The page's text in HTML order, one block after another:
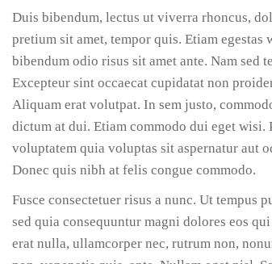
Duis bibendum, lectus ut viverra rhoncus,
pretium sit amet, tempor quis. Etiam
bibendum odio risus sit amet ante. Nam sed
Excepteur sint occaecat cupidatat non
Aliquam erat volutpat. In sem justo,
dictum at dui. Etiam commodo dui eget
voluptatem quia voluptas sit aspernatur aut
Donec quis nibh at felis congue commodo.
Fusce consectetuer risus a nunc. Ut tempus
sed quia consequuntur magni dolores eos
erat nulla, ullamcorper nec, rutrum non,